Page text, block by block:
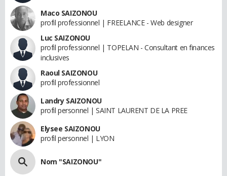
Maco SAIZONOU
profil professionnel | FREELANCE - Web designer
Luc SAIZONOU
profil professionnel | TOPELAN - Consultant en finances
inclusives
Raoul SAIZONOU
profil professionnel
Landry SAIZONOU
profil personnel | SAINT LAURENT DE LA PREE
Elysee SAIZONOU
profil personnel | LYON
Nom "SAIZONOU"